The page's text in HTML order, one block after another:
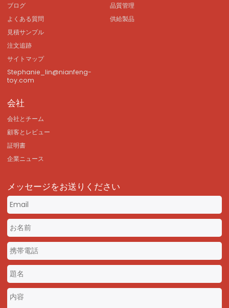
ブログ
よくある質問
見積サンプル
注文追跡
サイトマップ
Stephanie_lin@nianfeng-
toy.com
品質管理
供給製品
会社
会社とチーム
顧客とレビュー
証明書
企業ニュース
メッセージをお送りください